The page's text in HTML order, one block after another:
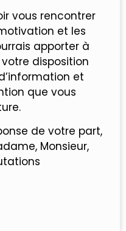
vous rencontrer
et les
apporter à
disposition
et
que vous
de votre part,
Monsieur,